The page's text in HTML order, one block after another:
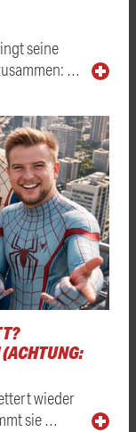
seine
…
wieder
sie …